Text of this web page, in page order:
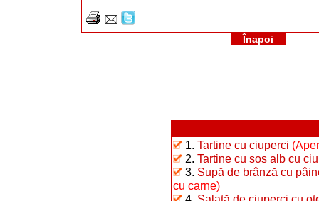
Înapoi
1. Tartine cu ciuperci
2. Tartine cu sos alb cu
3. Supă de brânză cu
cu carne)